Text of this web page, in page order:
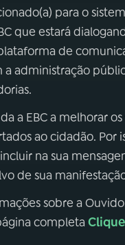
para o
que estará
de
a administração
a EBC a melhorar
ao cidadão. Por
na sua
de sua
sobre a
completa